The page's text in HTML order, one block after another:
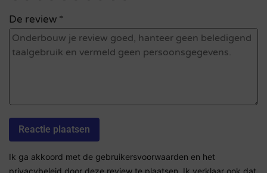
De review *
Ik ga akkoord met de gebruikersvoorwaarden en het